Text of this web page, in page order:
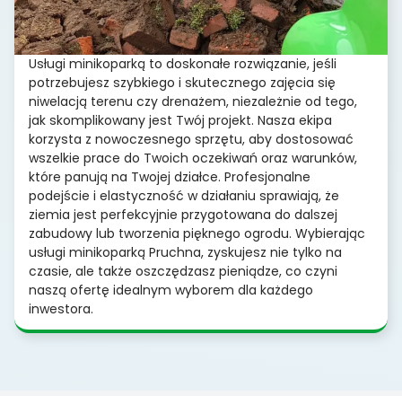
Usługi minikoparką to doskonałe rozwiązanie, jeśli
potrzebujesz szybkiego i skutecznego zajęcia się
niwelacją terenu czy drenażem, niezależnie od tego,
jak skomplikowany jest Twój projekt. Nasza ekipa
korzysta z nowoczesnego sprzętu, aby dostosować
wszelkie prace do Twoich oczekiwań oraz warunków,
które panują na Twojej działce. Profesjonalne
podejście i elastyczność w działaniu sprawiają, że
ziemia jest perfekcyjnie przygotowana do dalszej
zabudowy lub tworzenia pięknego ogrodu. Wybierając
usługi minikoparką Pruchna, zyskujesz nie tylko na
czasie, ale także oszczędzasz pieniądze, co czyni
naszą ofertę idealnym wyborem dla każdego
inwestora.